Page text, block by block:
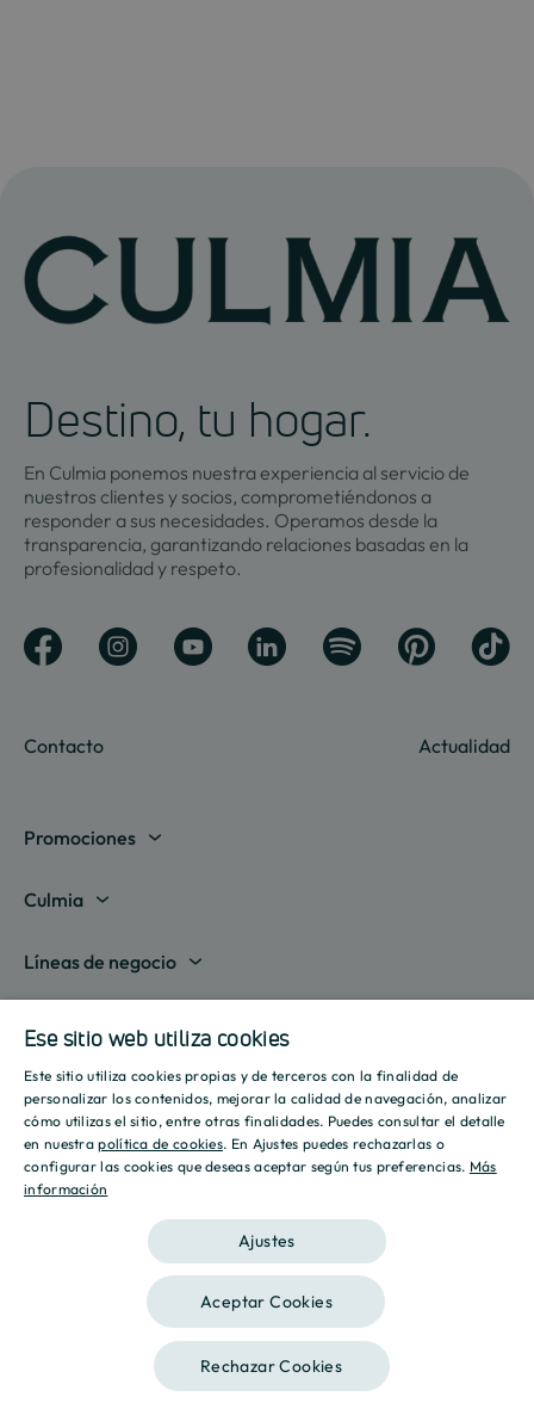
Destino, tu hogar.
En Culmia ponemos nuestra experiencia al servicio de
nuestros clientes y socios, comprometiéndonos a
responder a sus necesidades. Operamos desde la
transparencia, garantizando relaciones basadas en la
profesionalidad y respeto.
Contacto Actualidad
Promociones
Madrid
Valencia
Sevilla
Islas Baleares
Mostrar todas
Culmia
Sobre nosotros
Destino Culmia
Sala de prensa
Informes
Iniciativas
Culmia Challenges
Culmia Fest
Trabaja con nosotros
Líneas de negocio
Vivienda Alquiler
Gestión de Suelo
Actualidad
Culmia es noticia
Tendencias
Estilo de vida
Sostenibilidad
Recursos
Guías
Calculadora Hipotecaria
Calculadora Energética
Política de privacidad Política de Cookies
2026 Culmia • Todos los derechos reservados
Este sitio está registrado en wpml.org
como sitio de desarrollo. Cambia a una
clave de sitio de producción en
remove this banner
SPANISH
ENGLISH
Ese sitio web utiliza cookies
Este sitio utiliza cookies propias y de terceros con la finalidad de
personalizar los contenidos, mejorar la calidad de navegación, analizar
cómo utilizas el sitio, entre otras finalidades. Puedes consultar el detalle
en nuestrapolítica de cookies. En Ajustes puedes rechazarlas o
configurar las cookies que deseas aceptar según tus preferencias. Más
información
Ajustes
Aceptar Cookies
Rechazar Cookies